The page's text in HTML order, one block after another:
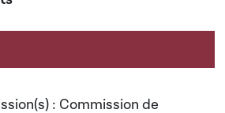
: Commission de